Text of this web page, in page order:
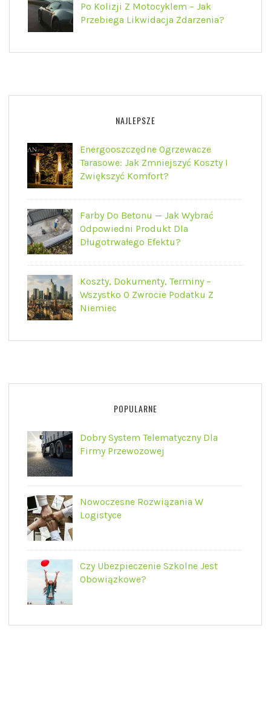
Po Kolizji Z Motocyklem – Jak
Przebiega Likwidacja Zdarzenia?
NAJLEPSZE
Energooszczędne Ogrzewacze
Tarasowe: Jak Zmniejszyć Koszty I
Zwiększyć Komfort?
Farby Do Betonu — Jak Wybrać
Odpowiedni Produkt Dla
Długotrwałego Efektu?
Koszty, Dokumenty, Terminy –
Wszystko O Zwrocie Podatku Z
Niemiec
POPULARNE
Dobry System Telematyczny Dla
Firmy Przewozowej
Nowoczesne Rozwiązania W
Logistyce
Czy Ubezpieczenie Szkolne Jest
Obowiązkowe?